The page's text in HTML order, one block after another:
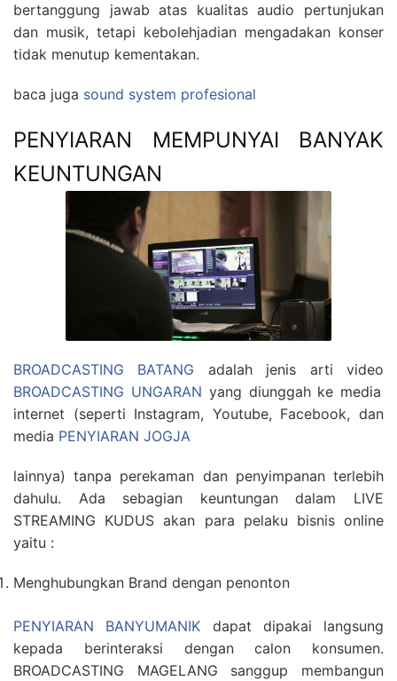
bertanggung jawab atas kualitas audio pertunjukan
dan musik, tetapi kebolehjadian mengadakan konser
tidak menutup kementakan.
baca juga sound system profesional
PENYIARAN MEMPUNYAI BANYAK
KEUNTUNGAN
BROADCASTING BATANG adalah jenis arti video
BROADCASTING UNGARAN yang diunggah ke media
internet (seperti Instagram, Youtube, Facebook, dan
media PENYIARAN JOGJA
lainnya) tanpa perekaman dan penyimpanan terlebih
dahulu. Ada sebagian keuntungan dalam LIVE
STREAMING KUDUS akan para pelaku bisnis online
yaitu :
Menghubungkan Brand dengan penonton
PENYIARAN BANYUMANIK dapat dipakai langsung
kepada berinteraksi dengan calon konsumen.
BROADCASTING MAGELANG sanggup membangun